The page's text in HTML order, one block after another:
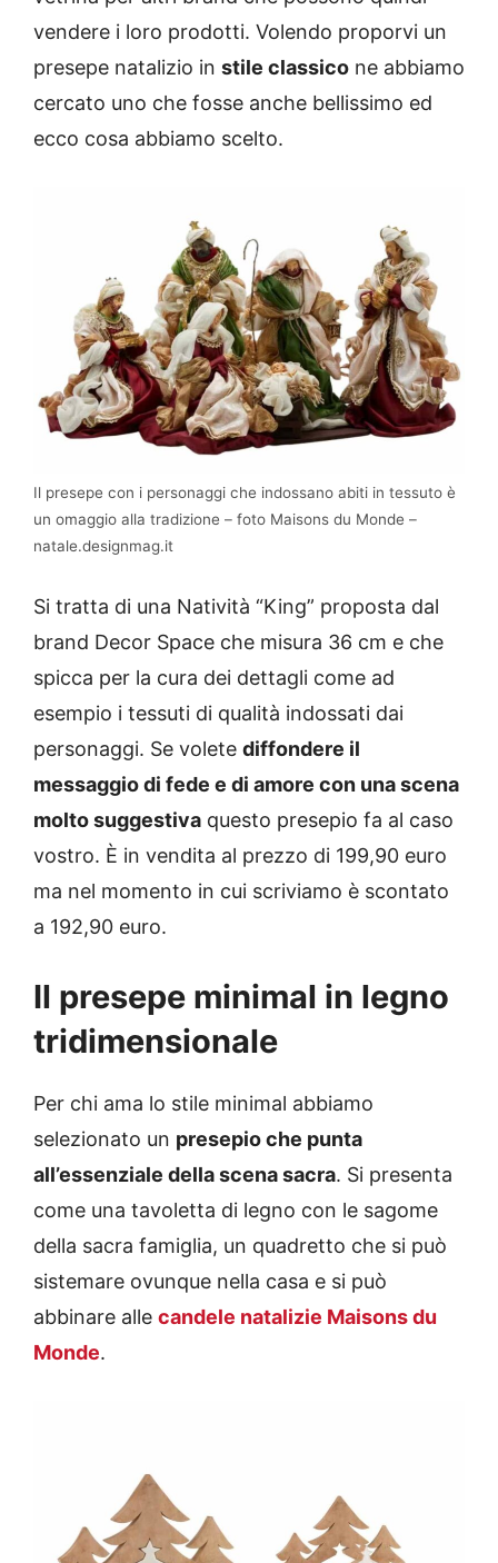
vendere i loro prodotti. Volendo proporvi un
presepe natalizio in stile classico ne abbiamo
cercato uno che fosse anche bellissimo ed
ecco cosa abbiamo scelto.
Il presepe con i personaggi che indossano abiti in tessuto è
un omaggio alla tradizione – foto Maisons du Monde –
natale.designmag.it
Si tratta di una Natività “King” proposta dal
brand Decor Space che misura 36 cm e che
spicca per la cura dei dettagli come ad
esempio i tessuti di qualità indossati dai
personaggi. Se volete diffondere il
messaggio di fede e di amore con una scena
molto suggestiva questo presepio fa al caso
vostro. È in vendita al prezzo di 199,90 euro
ma nel momento in cui scriviamo è scontato
a 192,90 euro.
Il presepe minimal in legno
tridimensionale
Per chi ama lo stile minimal abbiamo
selezionato un presepio che punta
all’essenziale della scena sacra. Si presenta
come una tavoletta di legno con le sagome
della sacra famiglia, un quadretto che si può
sistemare ovunque nella casa e si può
abbinare alle candele natalizie Maisons du
Monde.